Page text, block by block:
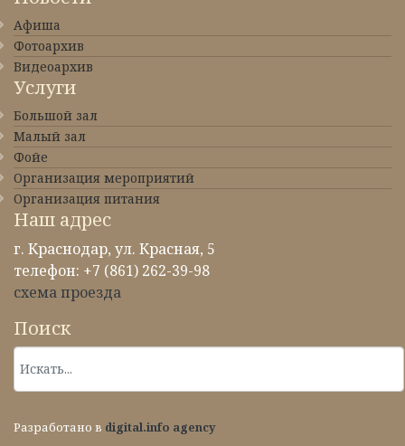
Афиша
Фотоархив
Видеоархив
Услуги
Большой зал
Малый зал
Фойе
Организация мероприятий
Организация питания
Наш адрес
г. Краснодар, ул. Красная, 5
телефон: +7 (861) 262-39-98
схема проезда
Поиск
Разработано в digital.info agency